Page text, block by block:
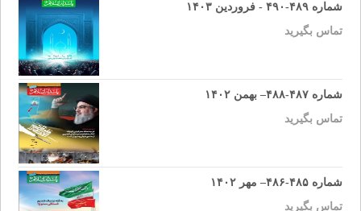
شماره ۴۸۹-۴۹۰ - فروردین ۱۴۰۳
تماس بگیرید
شماره ۴۸۷-۴۸۸– بهمن ۱۴۰۲
تماس بگیرید
شماره ۴۸۵-۴۸۶– مهر ۱۴۰۲
تماس بگیرید